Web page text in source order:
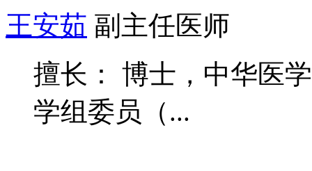
王安茹 副主任医师
擅长： 博士，中华医
学组委员（...